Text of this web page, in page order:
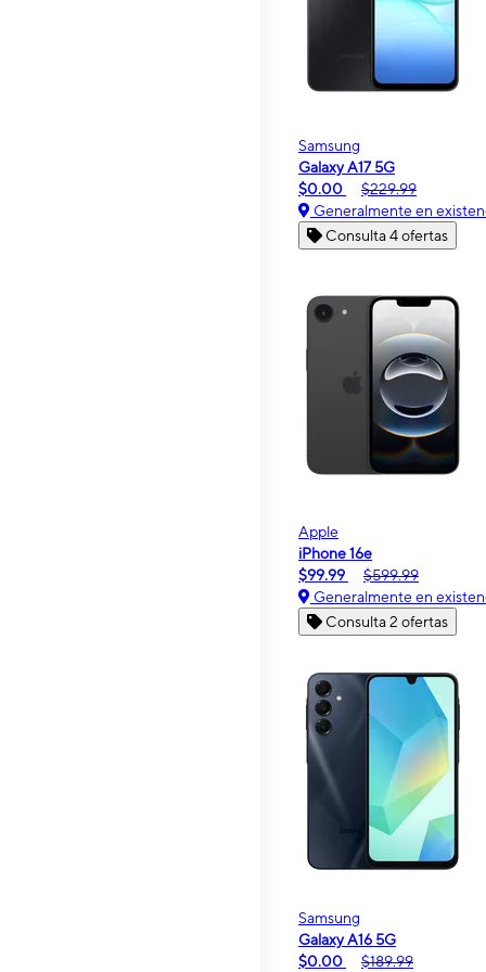
Samsung
Galaxy A17 5G
$0.00
$229.99
Generalmente en
Consulta 4 ofertas
Apple
iPhone 16e
$99.99
$599.99
Generalmente en
Consulta 2 ofertas
Samsung
Galaxy A16 5G
$0.00
$189.99